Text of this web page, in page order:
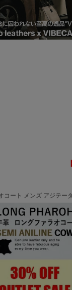
ート メンズ アジテー